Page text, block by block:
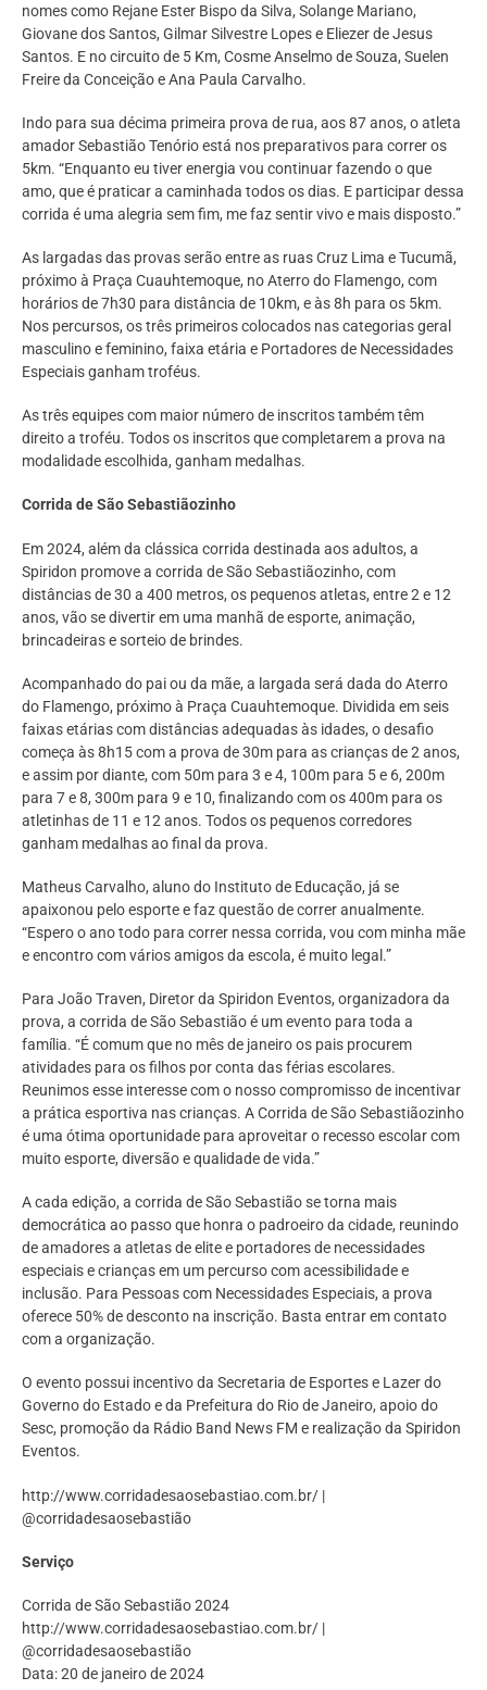
nomes como Rejane Ester Bispo da Silva, Solange Mariano,
Giovane dos Santos, Gilmar Silvestre Lopes e Eliezer de Jesus
Santos. E no circuito de 5 Km, Cosme Anselmo de Souza, Suelen
Freire da Conceição e Ana Paula Carvalho.
Indo para sua décima primeira prova de rua, aos 87 anos, o atleta
amador Sebastião Tenório está nos preparativos para correr os
5km. “Enquanto eu tiver energia vou continuar fazendo o que
amo, que é praticar a caminhada todos os dias. E participar dessa
corrida é uma alegria sem fim, me faz sentir vivo e mais disposto.”
As largadas das provas serão entre as ruas Cruz Lima e Tucumã,
próximo à Praça Cuauhtemoque, no Aterro do Flamengo, com
horários de 7h30 para distância de 10km, e às 8h para os 5km.
Nos percursos, os três primeiros colocados nas categorias geral
masculino e feminino, faixa etária e Portadores de Necessidades
Especiais ganham troféus.
As três equipes com maior número de inscritos também têm
direito a troféu. Todos os inscritos que completarem a prova na
modalidade escolhida, ganham medalhas.
Corrida de São Sebastiãozinho
Em 2024, além da clássica corrida destinada aos adultos, a
Spiridon promove a corrida de São Sebastiãozinho, com
distâncias de 30 a 400 metros, os pequenos atletas, entre 2 e 12
anos, vão se divertir em uma manhã de esporte, animação,
brincadeiras e sorteio de brindes.
Acompanhado do pai ou da mãe, a largada será dada do Aterro
do Flamengo, próximo à Praça Cuauhtemoque. Dividida em seis
faixas etárias com distâncias adequadas às idades, o desafio
começa às 8h15 com a prova de 30m para as crianças de 2 anos,
e assim por diante, com 50m para 3 e 4, 100m para 5 e 6, 200m
para 7 e 8, 300m para 9 e 10, finalizando com os 400m para os
atletinhas de 11 e 12 anos. Todos os pequenos corredores
ganham medalhas ao final da prova.
Matheus Carvalho, aluno do Instituto de Educação, já se
apaixonou pelo esporte e faz questão de correr anualmente.
“Espero o ano todo para correr nessa corrida, vou com minha mãe
e encontro com vários amigos da escola, é muito legal.”
Para João Traven, Diretor da Spiridon Eventos, organizadora da
prova, a corrida de São Sebastião é um evento para toda a
família. “É comum que no mês de janeiro os pais procurem
atividades para os filhos por conta das férias escolares.
Reunimos esse interesse com o nosso compromisso de incentivar
a prática esportiva nas crianças. A Corrida de São Sebastiãozinho
é uma ótima oportunidade para aproveitar o recesso escolar com
muito esporte, diversão e qualidade de vida.”
A cada edição, a corrida de São Sebastião se torna mais
democrática ao passo que honra o padroeiro da cidade, reunindo
de amadores a atletas de elite e portadores de necessidades
especiais e crianças em um percurso com acessibilidade e
inclusão. Para Pessoas com Necessidades Especiais, a prova
oferece 50% de desconto na inscrição. Basta entrar em contato
com a organização.
O evento possui incentivo da Secretaria de Esportes e Lazer do
Governo do Estado e da Prefeitura do Rio de Janeiro, apoio do
Sesc, promoção da Rádio Band News FM e realização da Spiridon
Eventos.
http://www.corridadesaosebastiao.com.br/ |
@corridadesaosebastião
Serviço
Corrida de São Sebastião 2024
http://www.corridadesaosebastiao.com.br/ |
@corridadesaosebastião
Data: 20 de janeiro de 2024